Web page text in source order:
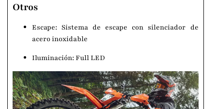
Otros
Escape: Sistema de escape con silenciador de
acero inoxidable
Iluminación: Full LED